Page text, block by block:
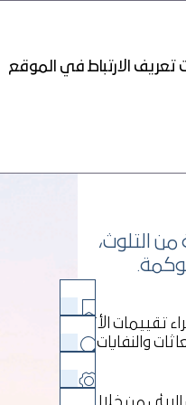
تاريخ التصفح
التلوث،
تقييمات الأثر
والنفايات،
الارتباط في الموقع